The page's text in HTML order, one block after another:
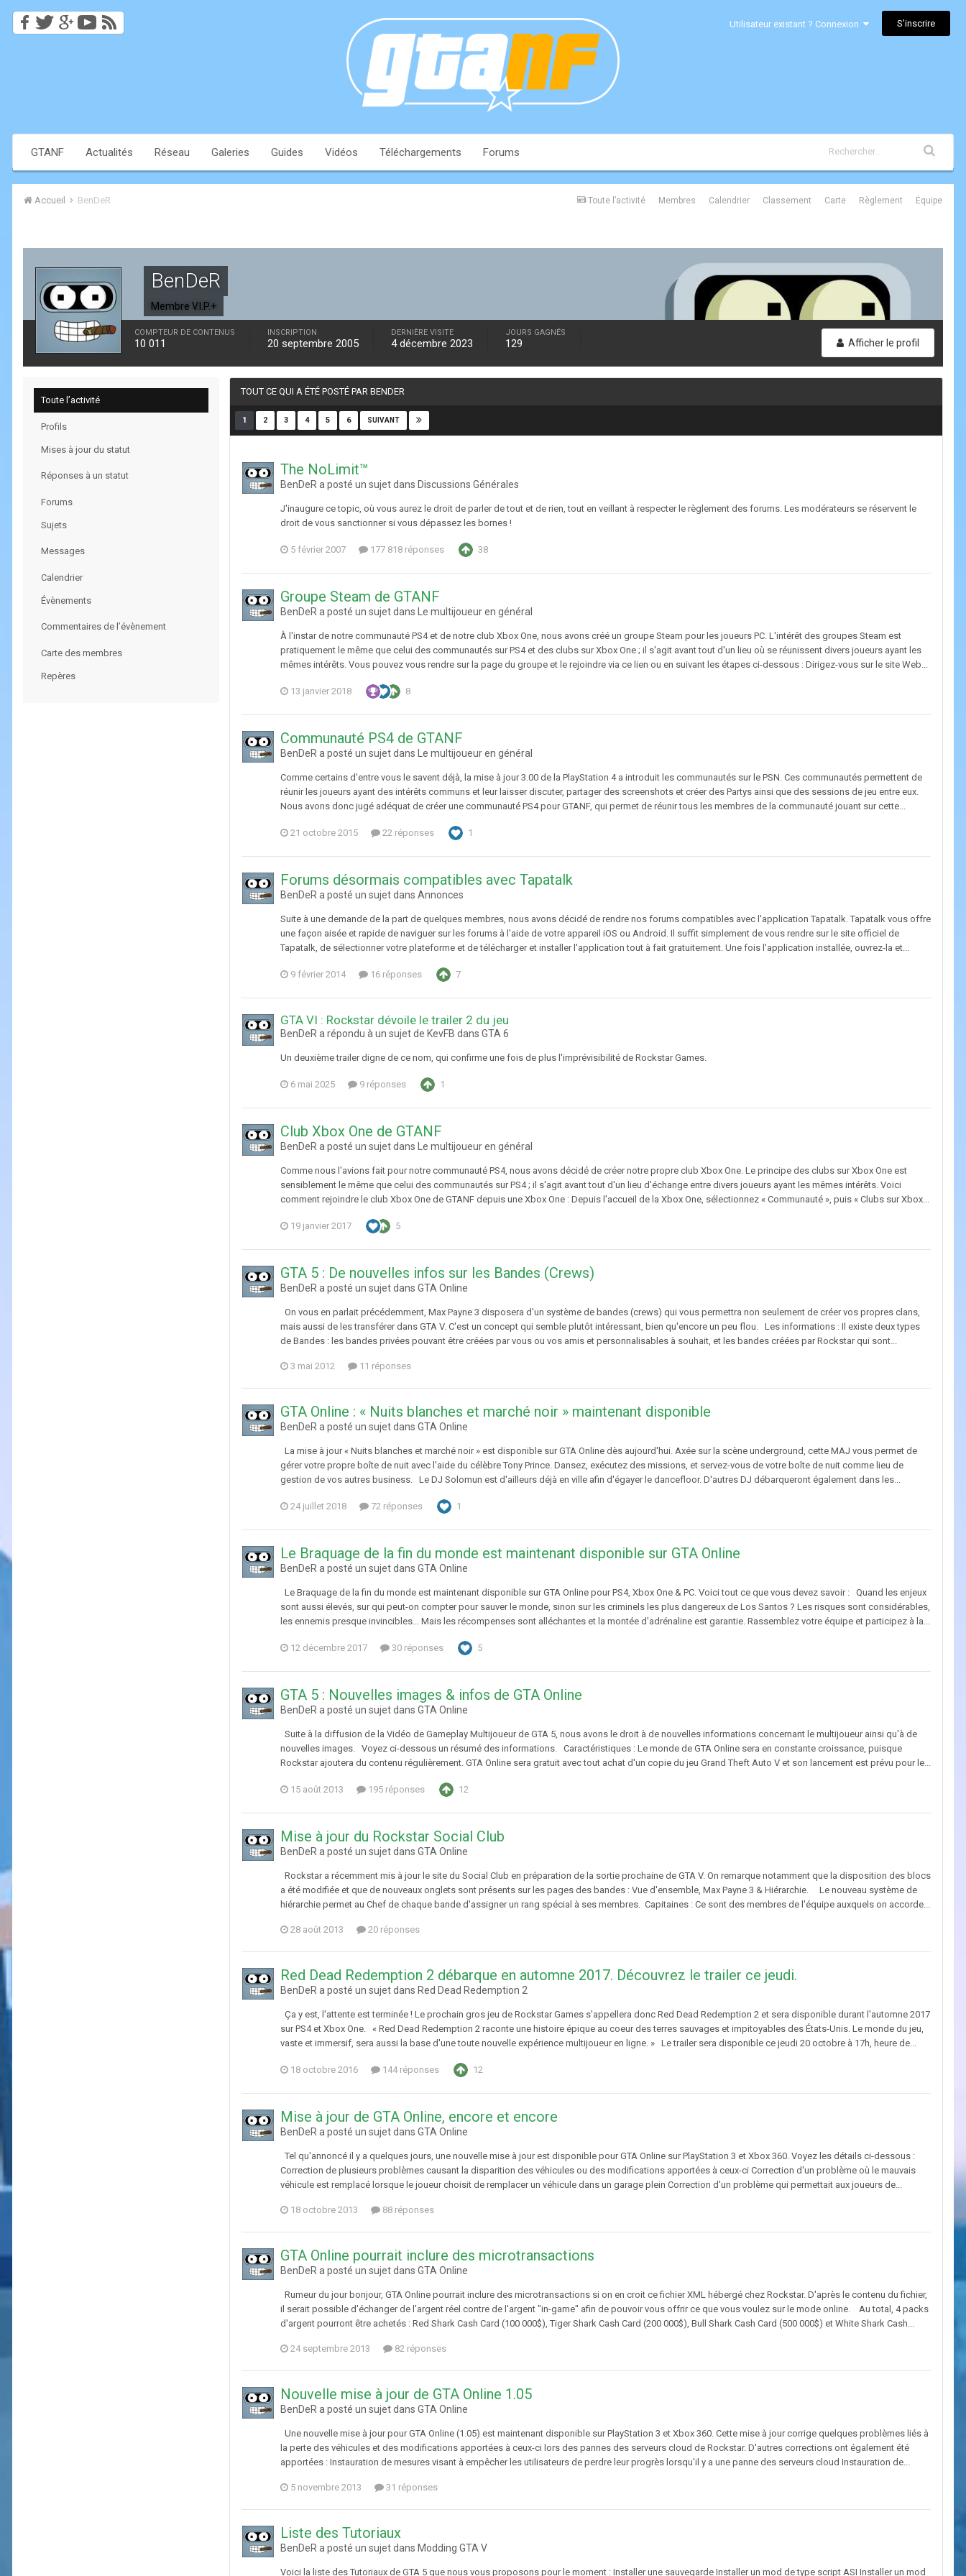
Utilisateur existant ? Connexion S’inscrire
GTANF Actualités Réseau Galeries Guides Vidéos Téléchargements Forums
Toute l’activité Membres Calendrier Classement Carte Règlement Équipe
Accueil BenDeR
BenDeR
Membre V.I.P.+
Afficher le profil
COMPTEUR DE CONTENUS
10 011
INSCRIPTION
20 septembre 2005
DERNIÈRE VISITE
4 décembre 2023
JOURS GAGNÉS
129
Toute l’activité
Profils
Mises à jour du statut
Réponses à un statut
Forums
Sujets
Messages
Calendrier
Évènements
Commentaires de l’évènement
Carte des membres
Repères
TOUT CE QUI A ÉTÉ POSTÉ PAR BENDER
1 2 3 4 5 6 SUIVANT
The NoLimit™
BenDeR a posté un sujet dans Discussions Générales
J'inaugure ce topic, où vous aurez le droit de parler de tout et de rien, tout en veillant à respecter le règlement des forums. Les modérateurs se réservent le
droit de vous sanctionner si vous dépassez les bornes !
5 février 2007 177 818 réponses 38
Groupe Steam de GTANF
BenDeR a posté un sujet dans Le multijoueur en général
À l'instar de notre communauté PS4 et de notre club Xbox One, nous avons créé un groupe Steam pour les joueurs PC. L'intérêt des groupes Steam est
pratiquement le même que celui des communautés sur PS4 et des clubs sur Xbox One ; il s'agit avant tout d'un lieu où se réunissent divers joueurs ayant les
mêmes intérêts. Vous pouvez vous rendre sur la page du groupe et le rejoindre via ce lien ou en suivant les étapes ci-dessous : Dirigez-vous sur le site Web...
13 janvier 2018 8
Communauté PS4 de GTANF
BenDeR a posté un sujet dans Le multijoueur en général
Comme certains d'entre vous le savent déjà, la mise à jour 3.00 de la PlayStation 4 a introduit les communautés sur le PSN. Ces communautés permettent de
réunir les joueurs ayant des intérêts communs et leur laisser discuter, partager des screenshots et créer des Partys ainsi que des sessions de jeu entre eux.
Nous avons donc jugé adéquat de créer une communauté PS4 pour GTANF, qui permet de réunir tous les membres de la communauté jouant sur cette...
21 octobre 2015 22 réponses 1
Forums désormais compatibles avec Tapatalk
BenDeR a posté un sujet dans Annonces
Suite à une demande de la part de quelques membres, nous avons décidé de rendre nos forums compatibles avec l'application Tapatalk. Tapatalk vous offre
une façon aisée et rapide de naviguer sur les forums à l'aide de votre appareil iOS ou Android. Il suffit simplement de vous rendre sur le site officiel de
Tapatalk, de sélectionner votre plateforme et de télécharger et installer l'application tout à fait gratuitement. Une fois l'application installée, ouvrez-la et...
9 février 2014 16 réponses 7
GTA VI : Rockstar dévoile le trailer 2 du jeu
BenDeR a répondu à un sujet de KevFB dans GTA 6
Un deuxième trailer digne de ce nom, qui confirme une fois de plus l'imprévisibilité de Rockstar Games.
6 mai 2025 9 réponses 1
Club Xbox One de GTANF
BenDeR a posté un sujet dans Le multijoueur en général
Comme nous l'avions fait pour notre communauté PS4, nous avons décidé de créer notre propre club Xbox One. Le principe des clubs sur Xbox One est
sensiblement le même que celui des communautés sur PS4 ; il s'agit avant tout d'un lieu d'échange entre divers joueurs ayant les mêmes intérêts. Voici
comment rejoindre le club Xbox One de GTANF depuis une Xbox One : Depuis l'accueil de la Xbox One, sélectionnez « Communauté », puis « Clubs sur Xbox...
19 janvier 2017 5
GTA 5 : De nouvelles infos sur les Bandes (Crews)
BenDeR a posté un sujet dans GTA Online
On vous en parlait précédemment, Max Payne 3 disposera d'un système de bandes (crews) qui vous permettra non seulement de créer vos propres clans,
mais aussi de les transférer dans GTA V. C'est un concept qui semble plutôt intéressant, bien qu'encore un peu flou. Les informations : Il existe deux types
de Bandes : les bandes privées pouvant être créées par vous ou vos amis et personnalisables à souhait, et les bandes créées par Rockstar qui sont...
3 mai 2012 11 réponses
GTA Online : « Nuits blanches et marché noir » maintenant disponible
BenDeR a posté un sujet dans GTA Online
La mise à jour « Nuits blanches et marché noir » est disponible sur GTA Online dès aujourd'hui. Axée sur la scène underground, cette MAJ vous permet de
gérer votre propre boîte de nuit avec l'aide du célèbre Tony Prince. Dansez, exécutez des missions, et servez-vous de votre boîte de nuit comme lieu de
gestion de vos autres business. Le DJ Solomun est d'ailleurs déjà en ville afin d'égayer le dancefloor. D'autres DJ débarqueront également dans les...
24 juillet 2018 72 réponses 1
Le Braquage de la fin du monde est maintenant disponible sur GTA Online
BenDeR a posté un sujet dans GTA Online
Le Braquage de la fin du monde est maintenant disponible sur GTA Online pour PS4, Xbox One & PC. Voici tout ce que vous devez savoir : Quand les enjeux
sont aussi élevés, sur qui peut-on compter pour sauver le monde, sinon sur les criminels les plus dangereux de Los Santos ? Les risques sont considérables,
les ennemis presque invincibles... Mais les récompenses sont alléchantes et la montée d'adrénaline est garantie. Rassemblez votre équipe et participez à la...
12 décembre 2017 30 réponses 5
GTA 5 : Nouvelles images & infos de GTA Online
BenDeR a posté un sujet dans GTA Online
Suite à la diffusion de la Vidéo de Gameplay Multijoueur de GTA 5, nous avons le droit à de nouvelles informations concernant le multijoueur ainsi qu'à de
nouvelles images. Voyez ci-dessous un résumé des informations. Caractéristiques : Le monde de GTA Online sera en constante croissance, puisque
Rockstar ajoutera du contenu régulièrement. GTA Online sera gratuit avec tout achat d'un copie du jeu Grand Theft Auto V et son lancement est prévu pour le...
15 août 2013 195 réponses 12
Mise à jour du Rockstar Social Club
BenDeR a posté un sujet dans GTA Online
Rockstar a récemment mis à jour le site du Social Club en préparation de la sortie prochaine de GTA V. On remarque notamment que la disposition des blocs
a été modifiée et que de nouveaux onglets sont présents sur les pages des bandes : Vue d'ensemble, Max Payne 3 & Hiérarchie. Le nouveau système de
hiérarchie permet au Chef de chaque bande d'assigner un rang spécial à ses membres. Capitaines : Ce sont des membres de l'équipe auxquels on accorde...
28 août 2013 20 réponses
Red Dead Redemption 2 débarque en automne 2017. Découvrez le trailer ce jeudi.
BenDeR a posté un sujet dans Red Dead Redemption 2
Ça y est, l'attente est terminée ! Le prochain gros jeu de Rockstar Games s'appellera donc Red Dead Redemption 2 et sera disponible durant l'automne 2017
sur PS4 et Xbox One. « Red Dead Redemption 2 raconte une histoire épique au coeur des terres sauvages et impitoyables des États-Unis. Le monde du jeu,
vaste et immersif, sera aussi la base d'une toute nouvelle expérience multijoueur en ligne. » Le trailer sera disponible ce jeudi 20 octobre à 17h, heure de...
18 octobre 2016 144 réponses 12
Mise à jour de GTA Online, encore et encore
BenDeR a posté un sujet dans GTA Online
Tel qu'annoncé il y a quelques jours, une nouvelle mise à jour est disponible pour GTA Online sur PlayStation 3 et Xbox 360. Voyez les détails ci-dessous :
Correction de plusieurs problèmes causant la disparition des véhicules ou des modifications apportées à ceux-ci Correction d'un problème où le mauvais
véhicule est remplacé lorsque le joueur choisit de remplacer un véhicule dans un garage plein Correction d'un problème qui permettait aux joueurs de...
18 octobre 2013 88 réponses
GTA Online pourrait inclure des microtransactions
BenDeR a posté un sujet dans GTA Online
Rumeur du jour bonjour, GTA Online pourrait inclure des microtransactions si on en croit ce fichier XML hébergé chez Rockstar. D'après le contenu du fichier,
il serait possible d'échanger de l'argent réel contre de l'argent "in-game" afin de pouvoir vous offrir ce que vous voulez sur le mode online. Au total, 4 packs
d'argent pourront être achetés : Red Shark Cash Card (100 000$), Tiger Shark Cash Card (200 000$), Bull Shark Cash Card (500 000$) et White Shark Cash...
24 septembre 2013 82 réponses
Nouvelle mise à jour de GTA Online 1.05
BenDeR a posté un sujet dans GTA Online
Une nouvelle mise à jour pour GTA Online (1.05) est maintenant disponible sur PlayStation 3 et Xbox 360. Cette mise à jour corrige quelques problèmes liés à
la perte des véhicules et des modifications apportées à ceux-ci lors des pannes des serveurs cloud de Rockstar. D'autres corrections ont également été
apportées : Instauration de mesures visant à empêcher les utilisateurs de perdre leur progrès lorsqu'il y a une panne des serveurs cloud Instauration de...
5 novembre 2013 31 réponses
Liste des Tutoriaux
BenDeR a posté un sujet dans Modding GTA V
Voici la liste des Tutoriaux de GTA 5 que nous vous proposons pour le moment : Installer une sauvegarde Installer un mod de type script ASI Installer un mod